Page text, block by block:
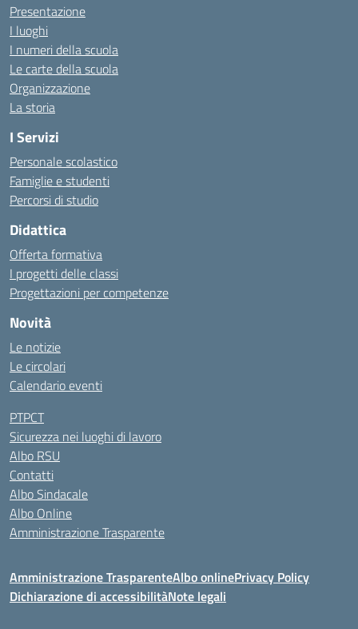
Presentazione
I luoghi
I numeri della scuola
Le carte della scuola
Organizzazione
La storia
I Servizi
Personale scolastico
Famiglie e studenti
Percorsi di studio
Didattica
Offerta formativa
I progetti delle classi
Progettazioni per competenze
Novità
Le notizie
Le circolari
Calendario eventi
PTPCT
Sicurezza nei luoghi di lavoro
Albo RSU
Contatti
Albo Sindacale
Albo Online
Amministrazione Trasparente
Amministrazione TrasparenteAlbo onlinePrivacy Policy
Dichiarazione di accessibilitàNote legali